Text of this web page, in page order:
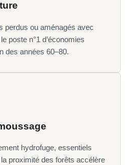
perdus ou aménagés avec
poste n°1 d’économies
des années 60–80.
hydrofuge, essentiels
proximité des forêts accélère